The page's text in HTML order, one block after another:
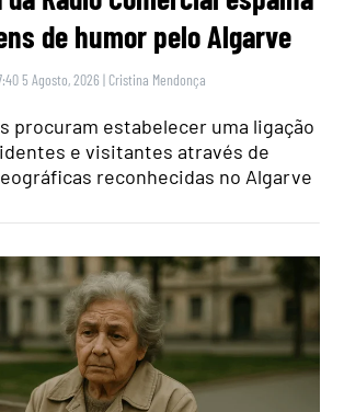
de humor pelo Algarve
5 Agosto, 2026 | Cristina Mendonça
procuram estabelecer uma ligação
e visitantes através de
reconhecidas no Algarve